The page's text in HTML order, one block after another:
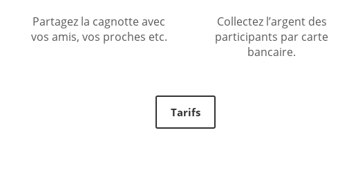
Partagez la cagnotte avec
vos amis, vos proches etc.
Collectez l’argent des
participants par carte
bancaire.
Tarifs